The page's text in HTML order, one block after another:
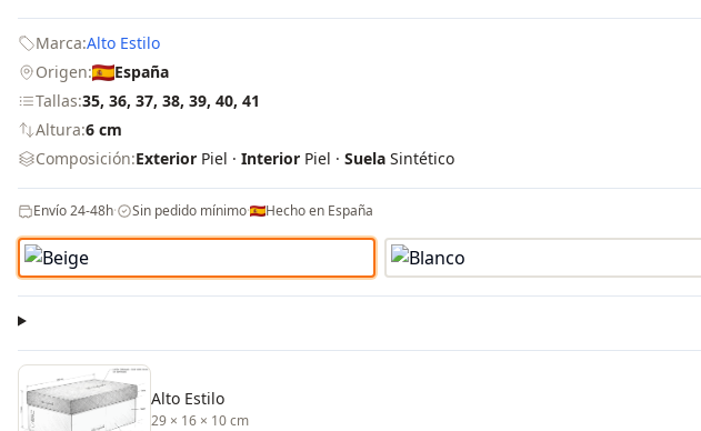
Marca:Alto Estilo
Origen:
España
Tallas:35, 36, 37, 38, 39, 40, 41
Altura:6 cm
Composición:Exterior Piel · Interior Piel · Suela Sintético
Envío 24-48h· Sin pedido mínimo· Hecho en España
Alto Estilo
29 × 16 × 10 cm